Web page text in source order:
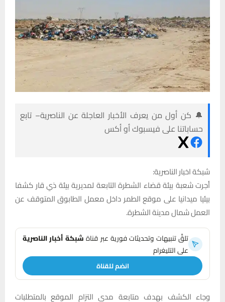
🔔 كن أول من يعرف الأخبار العاجلة عن الناصرية– تابع
حساباتنا على فيسبوك أو أكس
شبكة اخبار الناصرية:
أجرت شعبة بيئة قضاء الشطرة التابعة لمديرية بيئة ذي قار كشفا
بيئيا ميدانيا على موقع الطمر داخل معمل الطابوق المتوقف عن
العمل شمال مدينة الشطرة.
تلقَّ تنبيهات وتحديثات فورية عبر قناةشبكة أخبار الناصرية
على التليغرام
انضم للقناة
وجاء الكشف بهدف متابعة مدى التزام الموقع بالمتطلبات